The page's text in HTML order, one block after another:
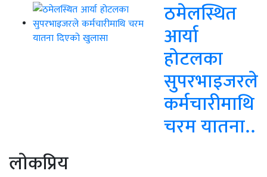
ठमेलस्थित
आर्या
होटलका
सुपरभाइजरले
कर्मचारीमाथि
चरम यातना..
लाेकप्रिय